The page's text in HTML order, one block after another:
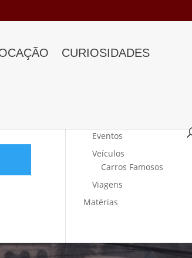
CURIOSIDADES
Eventos
Veículos
Carros Famosos
Viagens
Matérias